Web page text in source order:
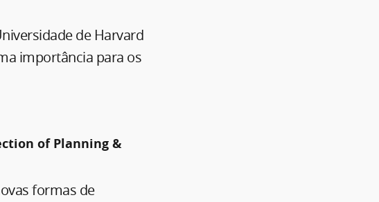
de Harvard
importância para os
of Planning &
formas de